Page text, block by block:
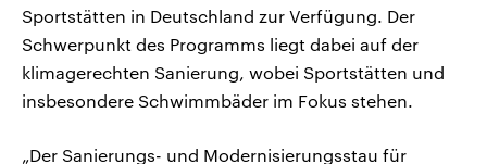
Sportstätten in Deutschland zur Verfügung. Der
Schwerpunkt des Programms liegt dabei auf der
klimagerechten Sanierung, wobei Sportstätten und
insbesondere Schwimmbäder im Fokus stehen.
„Der Sanierungs- und Modernisierungsstau für